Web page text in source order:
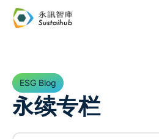
跳至主内容
ESG Blog
永续专栏